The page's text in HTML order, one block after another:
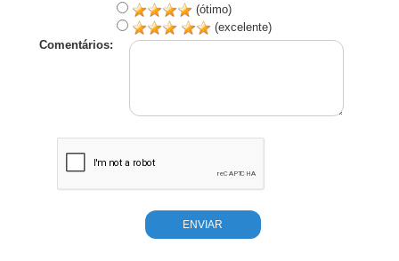
(ótimo)
(excelente)
Comentários: